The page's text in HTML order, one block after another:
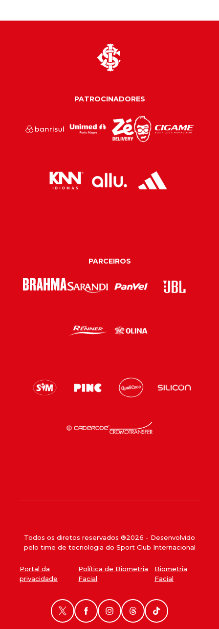
PATROCINADORES
PARCEIROS
Todos os diretos reservados ®2026 - Desenvolvido
pelo time de tecnologia do Sport Club Internacional
Portal da
privacidade
Política de Biometria
Facial
Biometria
Facial